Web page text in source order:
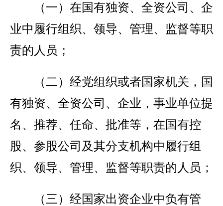
（一）在国有独资、全资公司、企
业中履行组织、领导、管理、监督等职
责的人员；
（二）经党组织或者国家机关，国
有独资、全资公司、企业，事业单位提
名、推荐、任命、批准等，在国有控
股、参股公司及其分支机构中履行组
织、领导、管理、监督等职责的人员；
（三）经国家出资企业中负有管